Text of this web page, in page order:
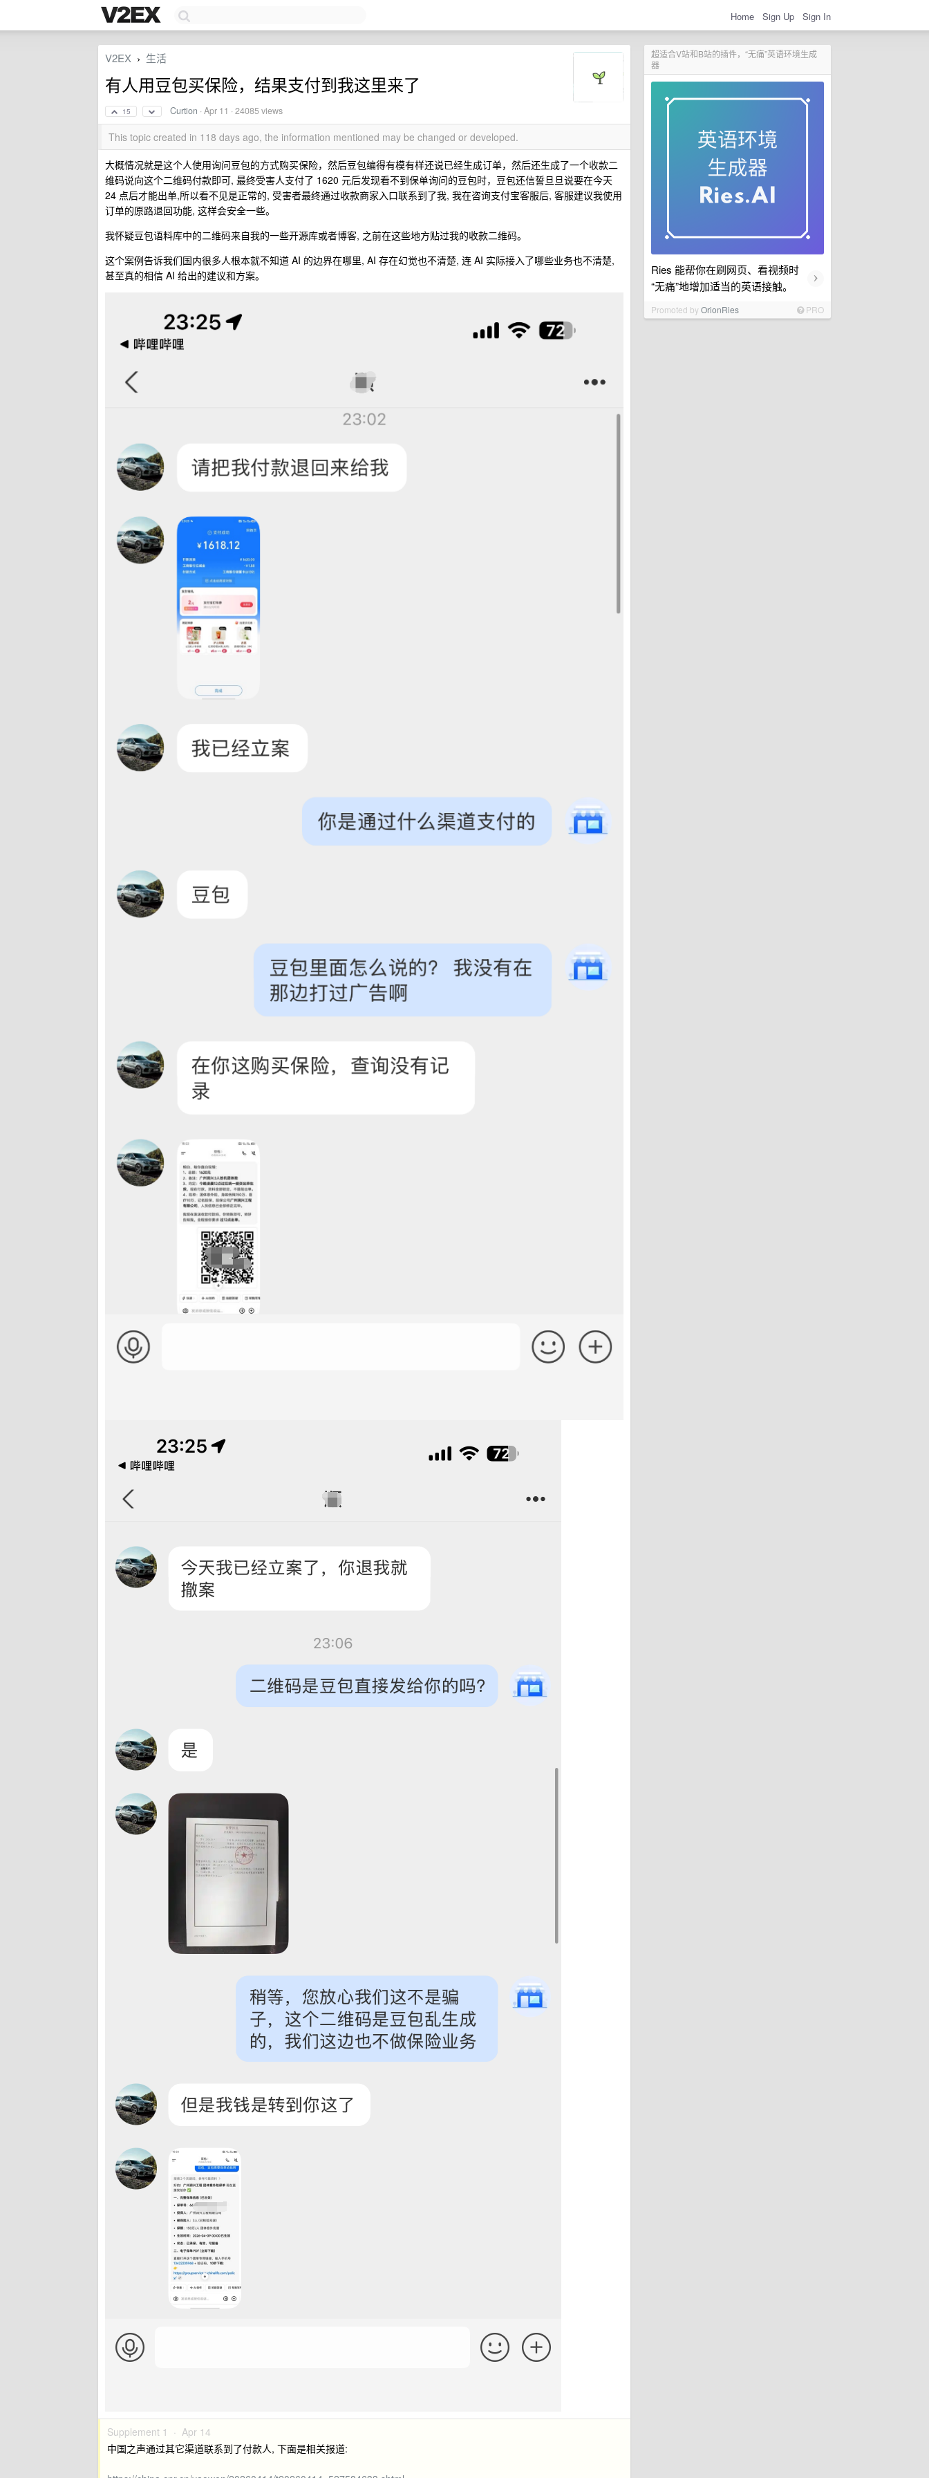
Home Sign Up Sign In
超适合V站和B站的插件，“无痛”英语环境生成
器
Ries 能帮你在刷网页、看视频时
“无痛”地增加适当的英语接触。
›
Promoted byOrionRies PRO
V2EX › 生活
有人用豆包买保险，结果支付到我这里来了
15 Curtion ·Apr 11 · 24085 views
This topic created in 118 days ago, the information mentioned may be changed or developed.
大概情况就是这个人使用询问豆包的方式购买保险，然后豆包编得有模有样还说已经生成订单，然后还生成了一个收款二
维码说向这个二维码付款即可, 最终受害人支付了 1620 元后发现看不到保单询问的豆包时，豆包还信誓旦旦说要在今天
24 点后才能出单,所以看不见是正常的, 受害者最终通过收款商家入口联系到了我, 我在咨询支付宝客服后, 客服建议我使用
订单的原路退回功能, 这样会安全一些。
我怀疑豆包语料库中的二维码来自我的一些开源库或者博客, 之前在这些地方贴过我的收款二维码。
这个案例告诉我们国内很多人根本就不知道 AI 的边界在哪里, AI 存在幻觉也不清楚, 连 AI 实际接入了哪些业务也不清楚,
甚至真的相信 AI 给出的建议和方案。
Supplement 1 · Apr 14
中国之声通过其它渠道联系到了付款人, 下面是相关报道: